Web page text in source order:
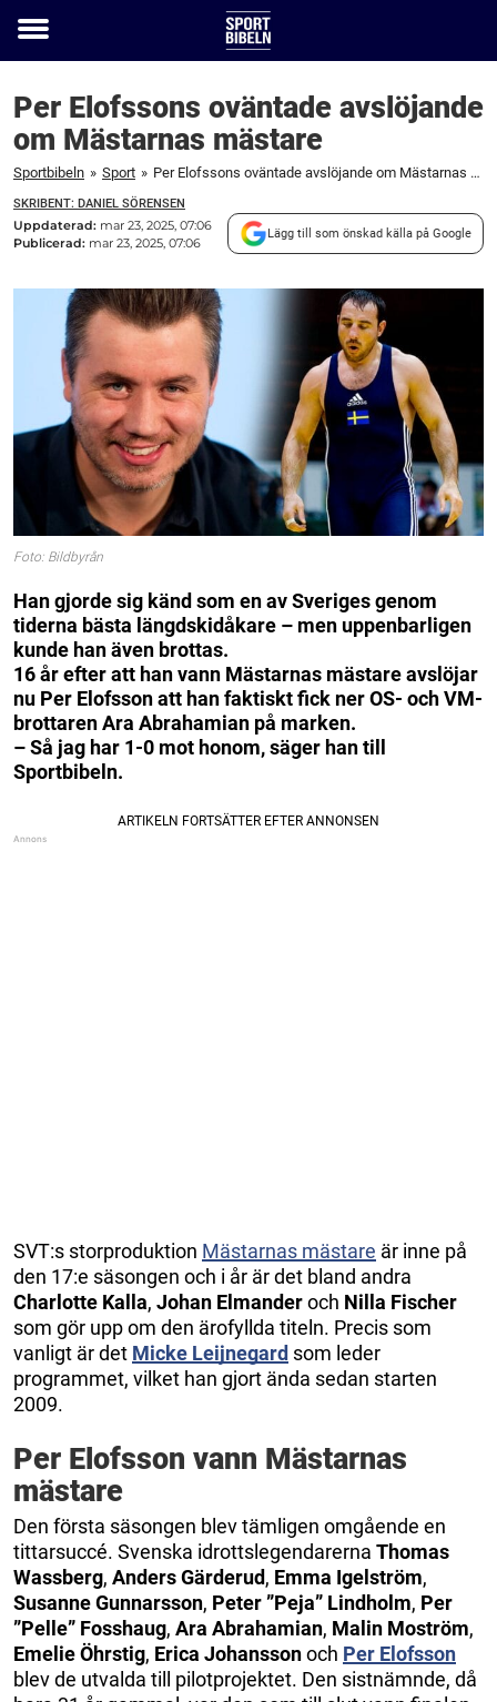
Toggle
Per Elofssons oväntade avslöjande
om Mästarnas mästare
Sportbibeln » Sport » Per Elofssons oväntade avslöjande om Mästarnas mästare
SKRIBENT: DANIEL SÖRENSEN
Uppdaterad: mar 23, 2025, 07:06
Publicerad: mar 23, 2025, 07:06
Lägg till som önskad källa på Google
Foto: Bildbyrån
Han gjorde sig känd som en av Sveriges genom
tiderna bästa längdskidåkare – men uppenbarligen
kunde han även brottas.
16 år efter att han vann Mästarnas mästare avslöjar
nu Per Elofsson att han faktiskt fick ner OS- och VM-
brottaren Ara Abrahamian på marken.
– Så jag har 1-0 mot honom, säger han till
Sportbibeln.
SVT:s storproduktion Mästarnas mästare är inne på
den 17:e säsongen och i år är det bland andra
Charlotte Kalla, Johan Elmanderoch Nilla Fischer
som gör upp om den ärofyllda titeln. Precis som
vanligt är det Micke Leijnegard som leder
programmet, vilket han gjort ända sedan starten
2009.
Per Elofsson vann Mästarnas
mästare
Den första säsongen blev tämligen omgående en
tittarsuccé. Svenska idrottslegendarerna Thomas
Wassberg, Anders Gärderud, Emma Igelström,
Susanne Gunnarsson, Peter ”Peja” Lindholm, Per
”Pelle” Fosshaug, Ara Abrahamian, Malin Moström,
Emelie Öhrstig, Erica Johanssonoch Per Elofsson
blev de utvalda till pilotprojektet. Den sistnämnde, då